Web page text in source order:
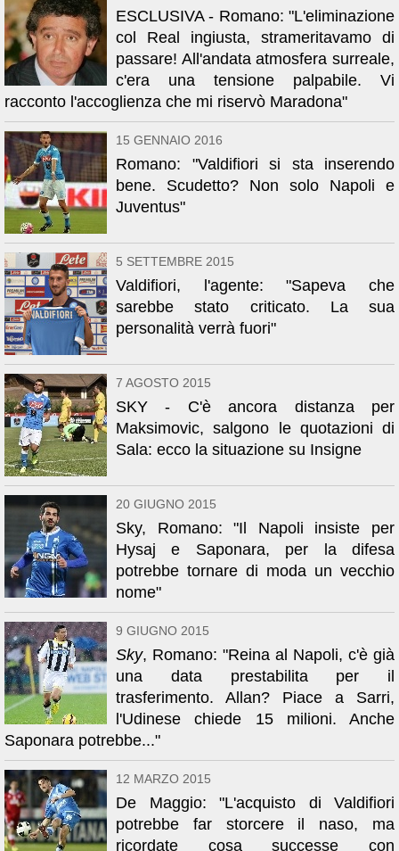
ESCLUSIVA - Romano: "L'eliminazione
col Real ingiusta, strameritavamo di
passare! All'andata atmosfera surreale,
c'era una tensione palpabile. Vi
racconto l'accoglienza che mi riservò Maradona"
15 GENNAIO 2016
Romano: "Valdifiori si sta inserendo
bene. Scudetto? Non solo Napoli e
Juventus"
5 SETTEMBRE 2015
Valdifiori, l'agente: "Sapeva che
sarebbe stato criticato. La sua
personalità verrà fuori"
7 AGOSTO 2015
SKY - C'è ancora distanza per
Maksimovic, salgono le quotazioni di
Sala: ecco la situazione su Insigne
20 GIUGNO 2015
Sky, Romano: "Il Napoli insiste per
Hysaj e Saponara, per la difesa
potrebbe tornare di moda un vecchio
nome"
9 GIUGNO 2015
Sky, Romano: "Reina al Napoli, c'è già
una data prestabilita per il
trasferimento. Allan? Piace a Sarri,
l'Udinese chiede 15 milioni. Anche
Saponara potrebbe..."
12 MARZO 2015
De Maggio: "L'acquisto di Valdifiori
potrebbe far storcere il naso, ma
ricordate cosa successe con